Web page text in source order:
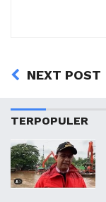
NEXT POST
TERPOPULER